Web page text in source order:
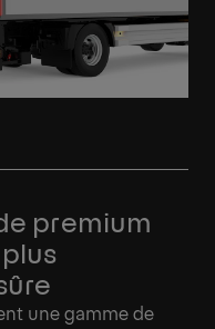
premium
une gamme de